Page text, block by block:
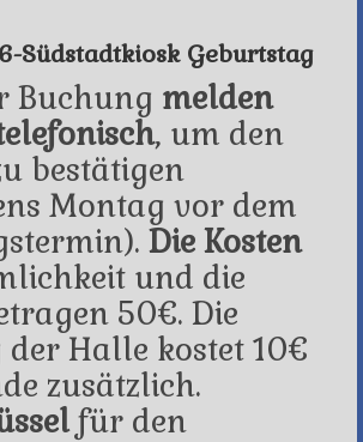
Südstadtkiosk Geburtstag
Buchung melden
, um den
bestätigen
Montag vor dem
Die Kosten
und die
50€. Die
Halle kostet 10€
zusätzlich.
für den